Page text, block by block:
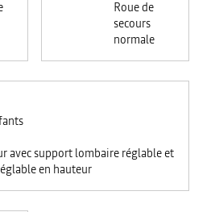
Roue de
secours
normale
avec support lombaire réglable et
en hauteur